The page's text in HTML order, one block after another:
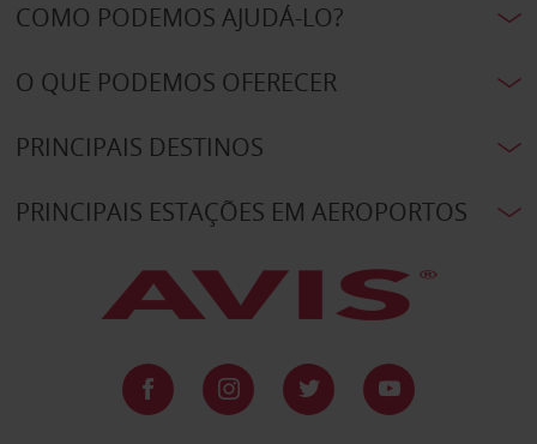
COMO PODEMOS AJUDÁ-LO?
O QUE PODEMOS OFERECER
PRINCIPAIS DESTINOS
PRINCIPAIS ESTAÇÕES EM AEROPORTOS